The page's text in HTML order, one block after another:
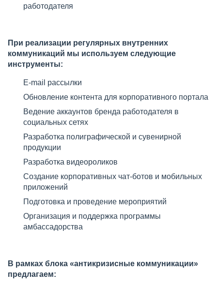
работодателя
При реализации регулярных внутренних
коммуникаций мы используем следующие
инструменты:
E-mail рассылки
Обновление контента для корпоративного портала
Ведение аккаунтов бренда работодателя в
социальных сетях
Разработка полиграфической и сувенирной
продукции
Разработка видеороликов
Создание корпоративных чат-ботов и мобильных
приложений
Подготовка и проведение мероприятий
Организация и поддержка программы
амбассадорства
В рамках блока «антикризисные коммуникации»
предлагаем: